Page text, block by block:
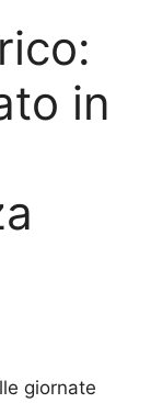
in
giornate